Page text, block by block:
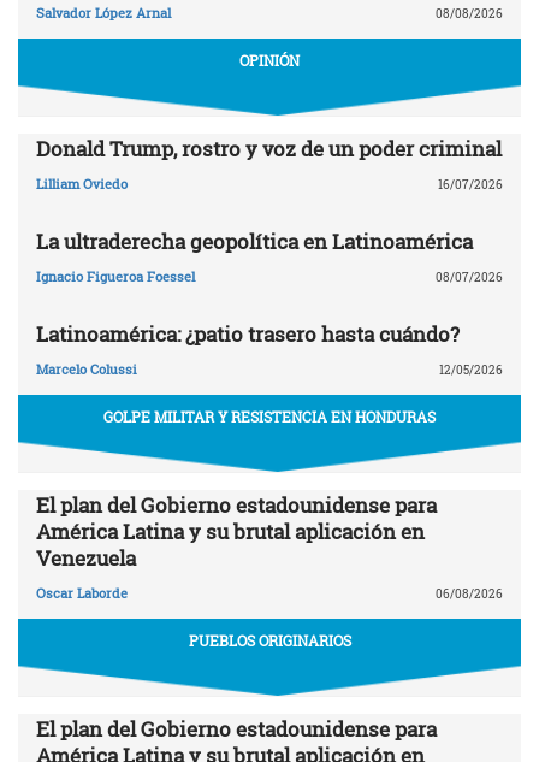
Salvador López Arnal 08/08/2026
OPINIÓN
Donald Trump, rostro y voz de un poder criminal
Lilliam Oviedo 16/07/2026
La ultraderecha geopolítica en Latinoamérica
Ignacio Figueroa Foessel 08/07/2026
Latinoamérica: ¿patio trasero hasta cuándo?
Marcelo Colussi 12/05/2026
GOLPE MILITAR Y RESISTENCIA EN HONDURAS
El plan del Gobierno estadounidense para
América Latina y su brutal aplicación en
Venezuela
Oscar Laborde 06/08/2026
PUEBLOS ORIGINARIOS
El plan del Gobierno estadounidense para
América Latina y su brutal aplicación en